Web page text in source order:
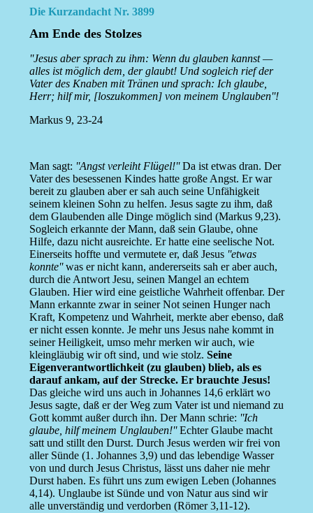
Die Kurzandacht Nr. 3899
Am Ende des Stolzes
''Jesus aber sprach zu ihm: Wenn du glauben kannst —
alles ist möglich dem, der glaubt! Und sogleich rief der
Vater des Knaben mit Tränen und sprach: Ich glaube,
Herr; hilf mir, [loszukommen] von meinem Unglauben''!
Markus 9, 23-24
Man sagt: ''Angst verleiht Flügel!''Da ist etwas dran. Der
Vater des besessenen Kindes hatte große Angst. Er war
bereit zu glauben aber er sah auch seine Unfähigkeit
seinem kleinen Sohn zu helfen. Jesus sagte zu ihm, daß
dem Glaubenden alle Dinge möglich sind (Markus 9,23).
Sogleich erkannte der Mann, daß sein Glaube, ohne
Hilfe, dazu nicht ausreichte. Er hatte eine seelische Not.
Einerseits hoffte und vermutete er, daß Jesus ''etwas
konnte''was er nicht kann, andererseits sah er aber auch,
durch die Antwort Jesu, seinen Mangel an echtem
Glauben. Hier wird eine geistliche Wahrheit offenbar. Der
Mann erkannte zwar in seiner Not seinen Hunger nach
Kraft, Kompetenz und Wahrheit, merkte aber ebenso, daß
er nicht essen konnte. Je mehr uns Jesus nahe kommt in
seiner Heiligkeit, umso mehr merken wir auch, wie
kleingläubig wir oft sind, und wie stolz. Seine
Eigenverantwortlichkeit (zu glauben) blieb, als es
darauf ankam, auf der Strecke. Er brauchte Jesus!
Das gleiche wird uns auch in Johannes 14,6 erklärt wo
Jesus sagte, daß er der Weg zum Vater ist und niemand zu
Gott kommt außer durch ihn. Der Mann schrie: ''Ich
glaube, hilf meinem Unglauben!''Echter Glaube macht
satt und stillt den Durst. Durch Jesus werden wir frei von
aller Sünde (1. Johannes 3,9) und das lebendige Wasser
von und durch Jesus Christus, lässt uns daher nie mehr
Durst haben. Es führt uns zum ewigen Leben (Johannes
4,14). Unglaube ist Sünde und von Natur aus sind wir
alle unverständig und verdorben (Römer 3,11-12).